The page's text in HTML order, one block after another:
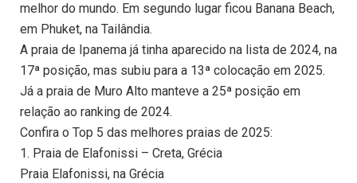
melhor do mundo. Em segundo lugar ficou Banana Beach,
em Phuket, na Tailândia.
A praia de Ipanema já tinha aparecido na lista de 2024, na
17ª posição, mas subiu para a 13ª colocação em 2025.
Já a praia de Muro Alto manteve a 25ª posição em
relação ao ranking de 2024.
Confira o Top 5 das melhores praias de 2025:
1. Praia de Elafonissi – Creta, Grécia
Praia Elafonissi, na Grécia